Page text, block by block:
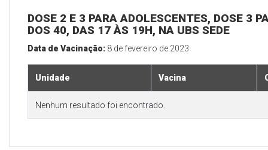
DOSE 2 E 3 PARA ADOLESCENTES, DOSE 3
DOS 40, DAS 17 ÀS 19H, NA UBS SEDE
Data de Vacinação: 8 de fevereiro de 2023
Unidade Vacina
Nenhum resultado foi encontrado.